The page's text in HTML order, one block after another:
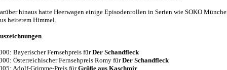
hinaus hatte Heerwagen einige Episodenrollen in Serien wie SOKO
heiterem Himmel.
Bayerischer Fernsehpreis fürDer Schandfleck
Österreichischer Fernsehpreis Romy fürDer Schandfleck
Adolf-Grimme-Preis fürGrüße aus Kaschmir